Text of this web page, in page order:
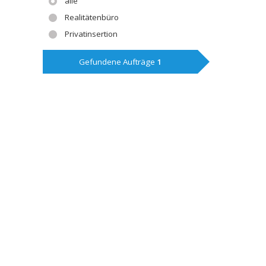
Realitätenbüro
Privatinsertion
Gefundene Aufträge 1